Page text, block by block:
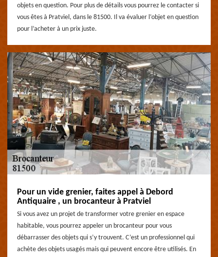
objets en question. Pour plus de détails vous pourrez le contacter si
vous êtes à Pratviel, dans le 81500. Il va évaluer l’objet en question
pour l’acheter à un prix juste.
Pour un vide grenier, faites appel à Debord
Antiquaire , un brocanteur à Pratviel
Si vous avez un projet de transformer votre grenier en espace
habitable, vous pourrez appeler un brocanteur pour vous
débarrasser des objets qui s’y trouvent. C’est un professionnel qui
achète des objets usagés mais qui peuvent encore être utilisés. En